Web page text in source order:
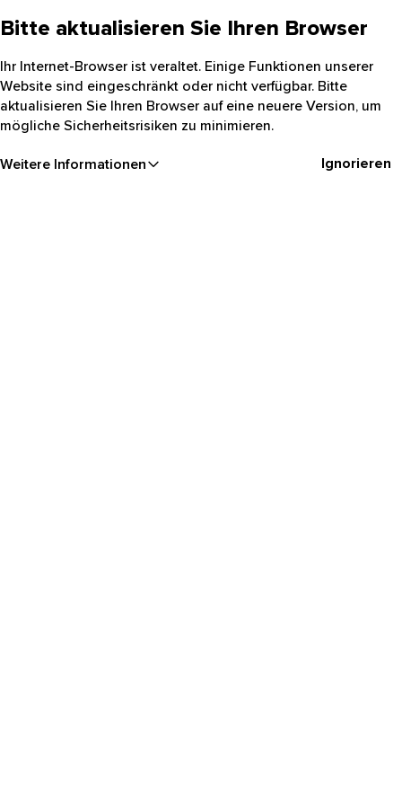
Bitte aktualisieren Sie Ihren Browser
Ihr Internet-Browser ist veraltet. Einige Funktionen unserer
Website sind eingeschränkt oder nicht verfügbar. Bitte
aktualisieren Sie Ihren Browser auf eine neuere Version, um
mögliche Sicherheitsrisiken zu minimieren.
Weitere Informationen Ignorieren